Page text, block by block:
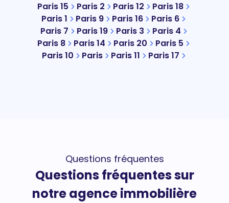
Paris 15 Paris 2 Paris 12
Paris 18
Paris 1
Paris 9 Paris 16
Paris 6
Paris 7
Paris 19 Paris 3
Paris 4
Paris 8
Paris 14 Paris 20
Paris 5
Paris 10
Paris Paris 11 Paris 17
Questions fréquentes
Questions fréquentes sur
notre agence immobilière